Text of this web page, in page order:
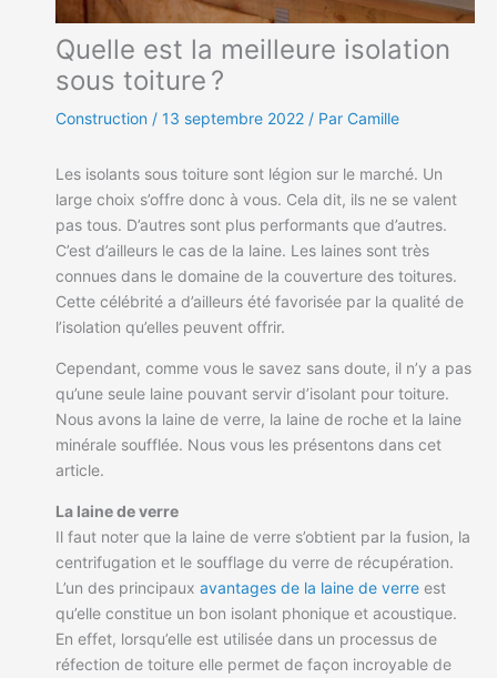
Quelle est la meilleure isolation
sous toiture ?
Construction / 13 septembre 2022 / Par Camille
Les isolants sous toiture sont légion sur le marché. Un
large choix s’offre donc à vous. Cela dit, ils ne se valent
pas tous. D’autres sont plus performants que d’autres.
C’est d’ailleurs le cas de la laine. Les laines sont très
connues dans le domaine de la couverture des toitures.
Cette célébrité a d’ailleurs été favorisée par la qualité de
l’isolation qu’elles peuvent offrir.
Cependant, comme vous le savez sans doute, il n’y a pas
qu’une seule laine pouvant servir d’isolant pour toiture.
Nous avons la laine de verre, la laine de roche et la laine
minérale soufflée. Nous vous les présentons dans cet
article.
La laine de verre
Il faut noter que la laine de verre s’obtient par la fusion, la
centrifugation et le soufflage du verre de récupération.
L’un des principaux avantages de la laine de verre est
qu’elle constitue un bon isolant phonique et acoustique.
En effet, lorsqu’elle est utilisée dans un processus de
réfection de toiture elle permet de façon incroyable de